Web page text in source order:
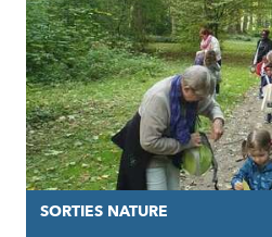
SORTIES NATURE